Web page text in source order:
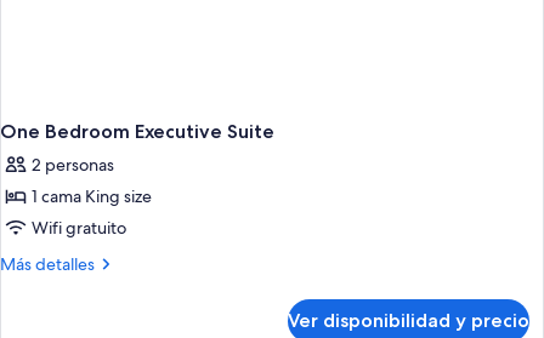
One Bedroom Executive Suite
2 personas
1 cama King size
Wifi gratuito
Más detalles
Más
Ver disponibilidad y precio